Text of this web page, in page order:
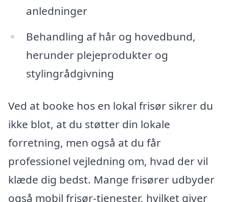
anledninger
Behandling af hår og hovedbund,
herunder plejeprodukter og
stylingrådgivning
Ved at booke hos en lokal frisør sikrer du
ikke blot, at du støtter din lokale
forretning, men også at du får
professionel vejledning om, hvad der vil
klæde dig bedst. Mange frisører udbyder
også mobil frisør-tjenester, hvilket giver